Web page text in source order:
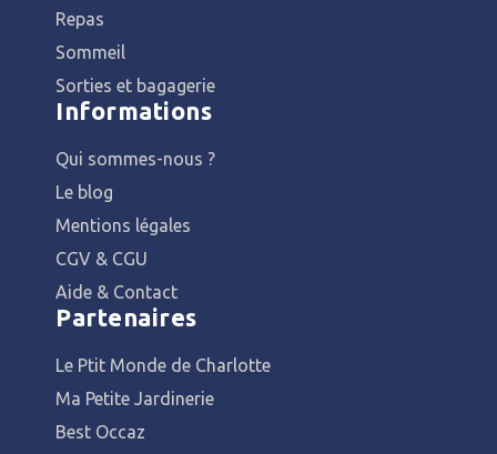
Repas
Sommeil
Sorties et bagagerie
Informations
Qui sommes-nous ?
Le blog
Mentions légales
CGV & CGU
Aide & Contact
Partenaires
Le Ptit Monde de Charlotte
Ma Petite Jardinerie
Best Occaz